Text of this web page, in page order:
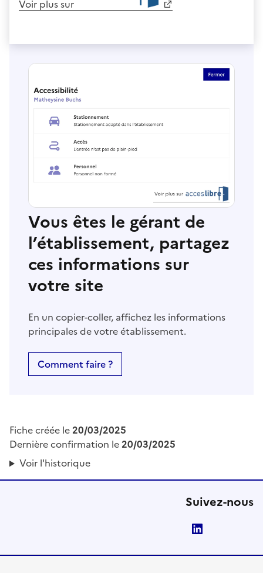
Voir plus sur
Vous êtes le gérant de
l’établissement, partagez
ces informations sur
votre site
En un copier-coller, affichez les informations
principales de votre établissement.
Comment faire ?
Fiche créée le20/03/2025
Dernière confirmation le20/03/2025
Voir l'historique
Suivez-nous